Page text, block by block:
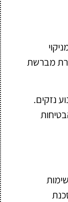
מברשת
נזקים.